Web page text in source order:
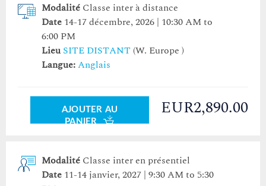
Modalité Classe inter à distance
Date 14-17 décembre, 2026 | 10:30 AM to
6:00 PM
Lieu SITE DISTANT (W. Europe )
Langue:Anglais
AJOUTER AU
PANIER
EUR2,890.00
Modalité Classe inter en présentiel
Date 11-14 janvier, 2027 | 9:30 AM to 5:30